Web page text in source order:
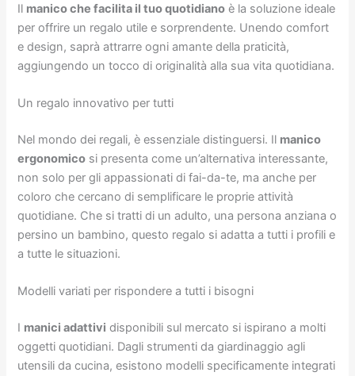
Il manico che facilita il tuo quotidiano è la soluzione ideale
per offrire un regalo utile e sorprendente. Unendo comfort
e design, saprà attrarre ogni amante della praticità,
aggiungendo un tocco di originalità alla sua vita quotidiana.
Un regalo innovativo per tutti
Nel mondo dei regali, è essenziale distinguersi. Il manico
ergonomico si presenta come un’alternativa interessante,
non solo per gli appassionati di fai-da-te, ma anche per
coloro che cercano di semplificare le proprie attività
quotidiane. Che si tratti di un adulto, una persona anziana o
persino un bambino, questo regalo si adatta a tutti i profili e
a tutte le situazioni.
Modelli variati per rispondere a tutti i bisogni
I manici adattivi disponibili sul mercato si ispirano a molti
oggetti quotidiani. Dagli strumenti da giardinaggio agli
utensili da cucina, esistono modelli specificamente integrati